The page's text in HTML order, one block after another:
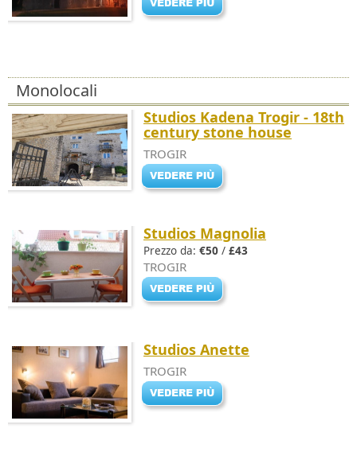
Monolocali
Studios Kadena Trogir - 18th
century stone house
TROGIR
Studios Magnolia
Prezzo da: €50 / £43
TROGIR
Studios Anette
TROGIR